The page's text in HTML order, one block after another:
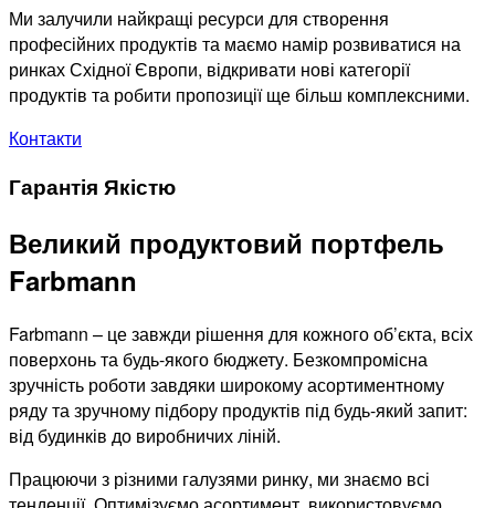
Ми залучили найкращі ресурси для створення
професійних продуктів та маємо намір розвиватися на
ринках Східної Європи, відкривати нові категорії
продуктів та робити пропозиції ще більш комплексними.
Контакти
Гарантія Якістю
Великий продуктовий портфель
Farbmann
Farbmann – це завжди рішення для кожного об’єкта, всіх
поверхонь та будь-якого бюджету. Безкомпромісна
зручність роботи завдяки широкому асортиментному
ряду та зручному підбору продуктів під будь-який запит:
від будинків до виробничих ліній.
Працюючи з різними галузями ринку, ми знаємо всі